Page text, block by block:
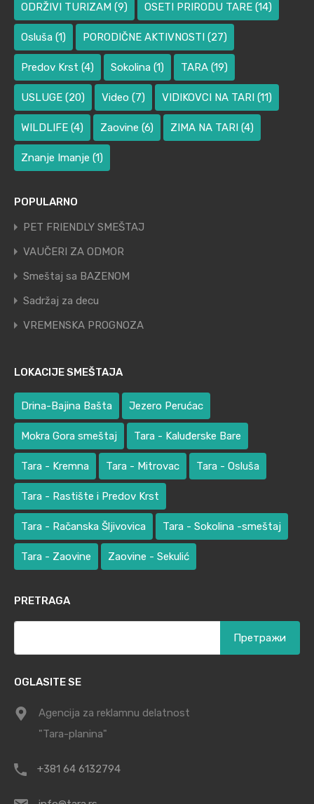
ODRŽIVI TURIZAM (9) OSETI PRIRODU TARE (14)
Osluša (1) PORODIČNE AKTIVNOSTI (27)
Predov Krst (4) Sokolina (1) TARA (19)
USLUGE (20) Video (7) VIDIKOVCI NA TARI (11)
WILDLIFE (4) Zaovine (6) ZIMA NA TARI (4)
Znanje Imanje (1)
POPULARNO
PET FRIENDLY SMEŠTAJ
VAUČERI ZA ODMOR
Smeštaj sa BAZENOM
Sadržaj za decu
VREMENSKA PROGNOZA
LOKACIJE SMEŠTAJA
Drina-Bajina Bašta Jezero Perućac
Mokra Gora smeštaj Tara - Kaluđerske Bare
Tara - Kremna Tara - Mitrovac Tara - Osluša
Tara - Rastište i Predov Krst
Tara - Račanska Šljivovica Tara - Sokolina -smeštaj
Tara - Zaovine Zaovine - Sekulić
PRETRAGA
OGLASITE SE
Agencija za reklamnu delatnost
"Tara-planina"
+381 64 6132794